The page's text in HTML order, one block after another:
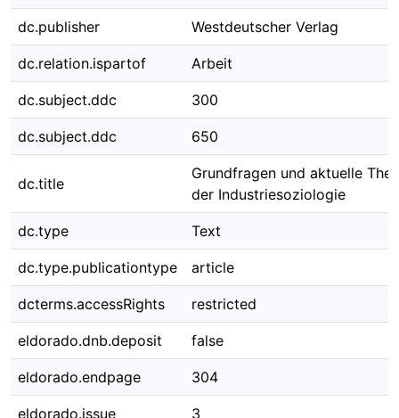
dc.publisher Westdeutscher Verlag
dc.relation.ispartof Arbeit
dc.subject.ddc 300
dc.subject.ddc 650
dc.title
Grundfragen und aktuelle
der Industriesoziologie
dc.type Text
dc.type.publicationtype article
dcterms.accessRights restricted
eldorado.dnb.deposit false
eldorado.endpage 304
eldorado.issue 3